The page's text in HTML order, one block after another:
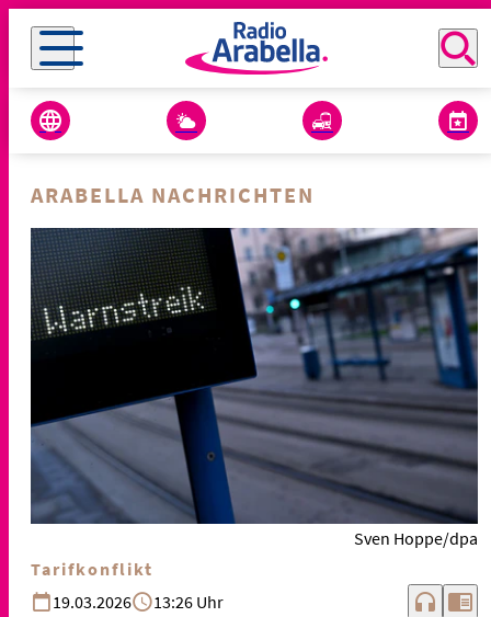
ARABELLA NACHRICHTEN
Sven Hoppe/dpa
Tarifkonflikt
19.03.2026
13:26 Uhr headphones chrome_reader_mode